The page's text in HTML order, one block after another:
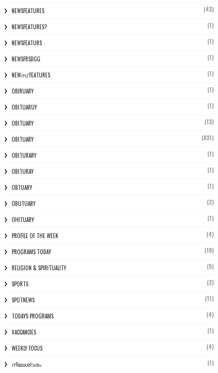
NEWSFEATURES (43)
NEWSFEATURES? (1)
NEWSFEATURS (1)
NEWSFRSDGG (1)
NEWസ് FEATURES (1)
OBIRUARY (1)
OBITUARUY (1)
OBITUARY (13)
OBITUARY (831)
OBITURARY (1)
OBITURAY (1)
OBTUARY (1)
OBUTUARY (2)
OHITUARY (1)
PROFILE OF THE WEEK (4)
PROGRAMS TODAY (10)
RELIGION & SPIRITUALITY (5)
SPORTS (2)
SPOTNEWS (11)
TODAYS PROGRAMS (4)
VACCANCIES (1)
WEEKLY FOCUS (4)
നീലേശ്വരം (1)